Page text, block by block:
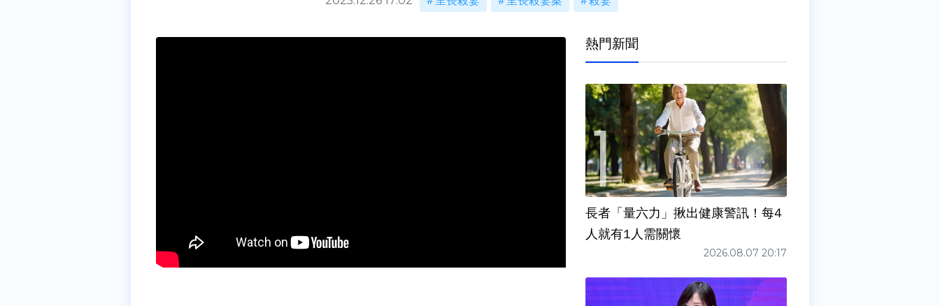
熱門新聞
長者「量六力」揪出健康警訊！每4
人就有1人需關懷
2026.08.07 20:17